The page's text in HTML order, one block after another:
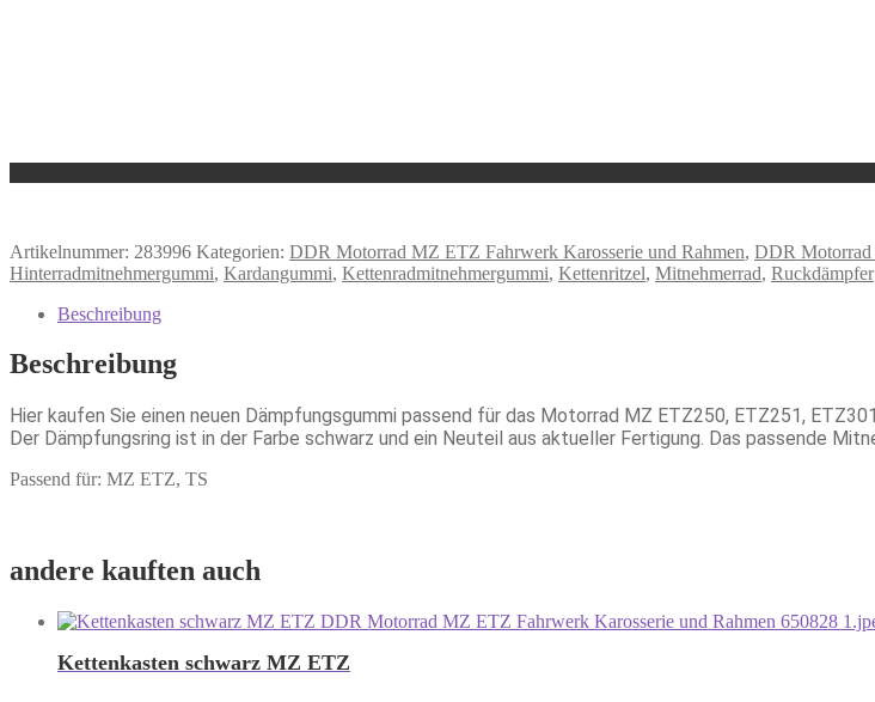
Artikelnummer: 283996 Kategorien: DDR Motorrad MZ ETZ Fahrwerk Karosserie und Rahmen, DDR Motorrad
Hinterradmitnehmergummi, Kardangummi, Kettenradmitnehmergummi, Kettenritzel, Mitnehmerrad, Ruckdämpfer
Beschreibung
Beschreibung
Hier kaufen Sie einen neuen Dämpfungsgummi passend für das Motorrad MZ ETZ250, ETZ251,
Der Dämpfungsring ist in der Farbe schwarz und ein Neuteil aus aktueller Fertigung. Das passende
Passend für: MZ ETZ, TS
andere kauften auch
Kettenkasten schwarz MZ ETZ